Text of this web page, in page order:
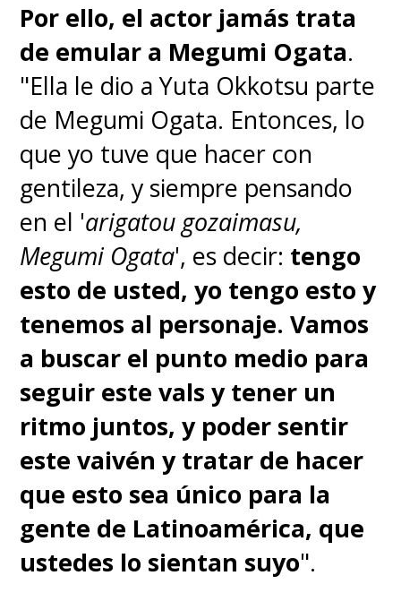
Por ello, el actor jamás trata
de emular a Megumi Ogata.
"Ella le dio a Yuta Okkotsu parte
de Megumi Ogata. Entonces, lo
que yo tuve que hacer con
gentileza, y siempre pensando
en el 'arigatou gozaimasu,
Megumi Ogata', es decir: tengo
esto de usted, yo tengo esto y
tenemos al personaje. Vamos
a buscar el punto medio para
seguir este vals y tener un
ritmo juntos, y poder sentir
este vaivén y tratar de hacer
que esto sea único para la
gente de Latinoamérica, que
ustedes lo sientan suyo".